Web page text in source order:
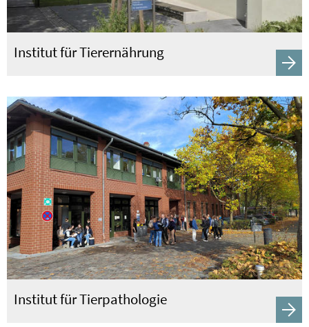
Institut für Tierernährung
Institut für Tierpathologie